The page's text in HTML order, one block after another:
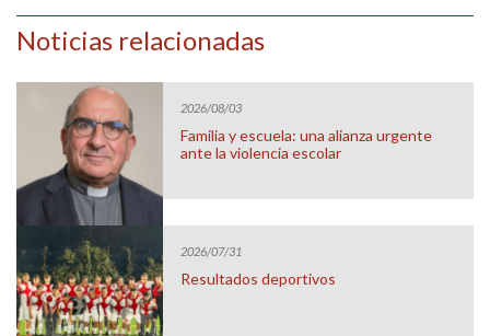
Noticias relacionadas
2026/08/03
Familia y escuela: una alianza urgente
ante la violencia escolar
2026/07/31
Resultados deportivos